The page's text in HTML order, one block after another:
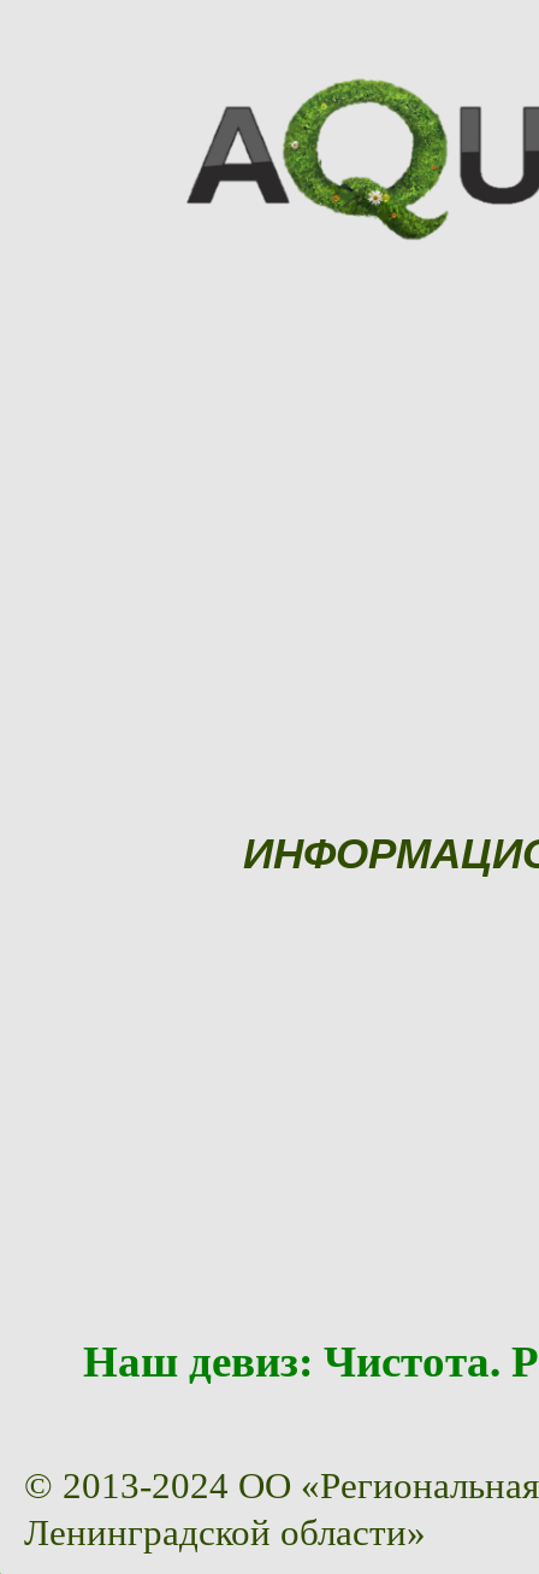
Наш девиз:
© 2013-2024 ОО
Ленинградской области»